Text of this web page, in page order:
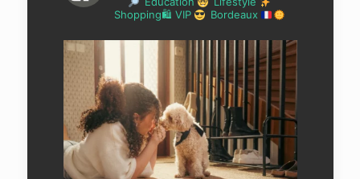
Shopping🛍 VIP
Bordeaux